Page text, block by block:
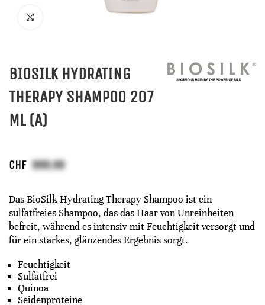
BIOSILK HYDRATING
THERAPY SHAMPOO 207
ML (A)
CHF
Das BioSilk Hydrating Therapy Shampoo ist ein
sulfatfreies Shampoo, das das Haar von Unreinheiten
befreit, während es intensiv mit Feuchtigkeit versorgt und
für ein starkes, glänzendes Ergebnis sorgt.
Feuchtigkeit
Sulfatfrei
Quinoa
Seidenproteine